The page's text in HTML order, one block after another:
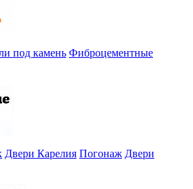
под камень Фиброцементные
Двери Карелия Погонаж Двери